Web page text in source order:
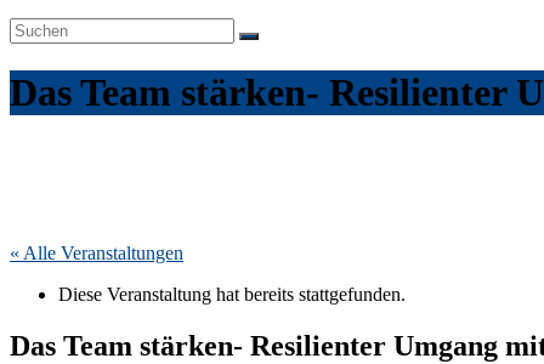
Das Team stärken- Resilienter
« Alle Veranstaltungen
Diese Veranstaltung hat bereits stattgefunden.
Das Team stärken- Resilienter Umgang